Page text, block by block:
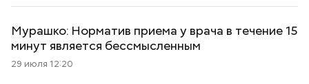
Мурашко: Норматив приема у врача в течение 15
минут является бессмысленным
29 июля 12:20